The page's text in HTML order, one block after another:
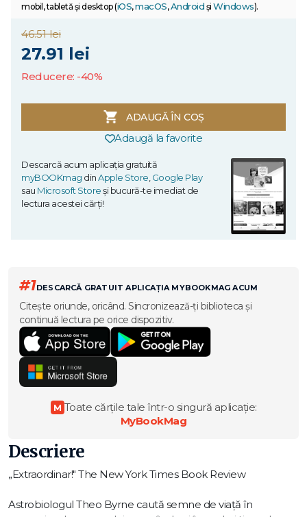
mobil, tabletă și desktop (iOS,macOS,Android și Windows).
46.51 lei
27.91 lei
Reducere: -40%
ADAUGĂ ÎN COȘ
Adaugă la favorite
Descarcă acum aplicația gratuită
myBOOKmag dinApple Store,Google Play
sau Microsoft Storeși bucură-te imediat de
lectura acestei cărți!
#1DESCARCĂ GRATUIT APLICAȚIA MYBOOKMAG ACUM
Citește oriunde, oricând. Sincronizează-ți biblioteca și
continuă lectura pe orice dispozitiv.
M Toate cărțile tale într-o singură aplicație:
MyBookMag
Descriere
„Extraordinar!" The New York Times Book Review
Astrobiologul Theo Byrne caută semne de viață în